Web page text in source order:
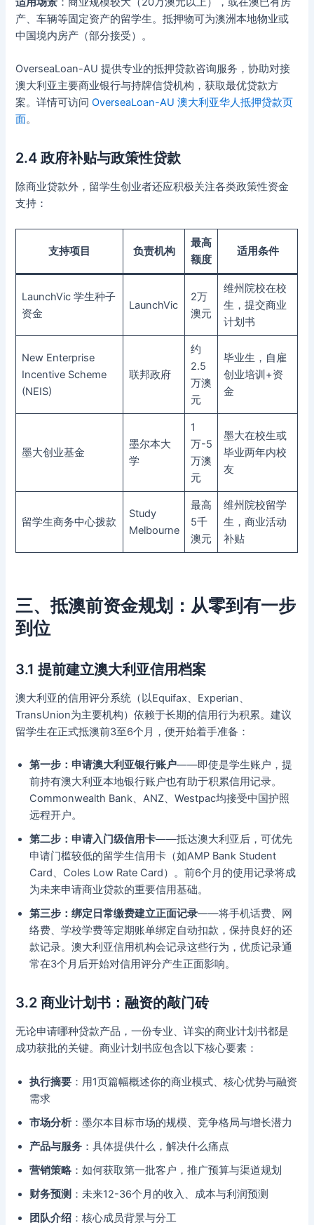
产、车辆等固定资产的留学生。抵押物可为澳洲本地物业或
中国境内房产（部分接受）。
OverseaLoan-AU 提供专业的抵押贷款咨询服务，协助对接
澳大利亚主要商业银行与持牌信贷机构，获取最优贷款方
案。详情可访问OverseaLoan-AU 澳大利亚华人抵押贷款页
面。
2.4 政府补贴与政策性贷款
除商业贷款外，留学生创业者还应积极关注各类政策性资金
支持：
支持项目 负责机构
最高
额度
适用条件
LaunchVic 学生种子
资金
LaunchVic
2万
澳元
维州院校在校
生，提交商业
计划书
New Enterprise
Incentive Scheme
(NEIS)
联邦政府
约
2.5
万澳
元
毕业生，自雇
创业培训+资
金
墨大创业基金
墨尔本大
学
1
万-5
万澳
元
墨大在校生或
毕业两年内校
友
留学生商务中心拨款
Study
Melbourne
最高
5千
澳元
维州院校留学
生，商业活动
补贴
三、抵澳前资金规划：从零到有一步
到位
3.1 提前建立澳大利亚信用档案
澳大利亚的信用评分系统（以Equifax、Experian、
TransUnion为主要机构）依赖于长期的信用行为积累。建议
留学生在正式抵澳前3至6个月，便开始着手准备：
第一步：申请澳大利亚银行账户——即使是学生账户，提
前持有澳大利亚本地银行账户也有助于积累信用记录。
Commonwealth Bank、ANZ、Westpac均接受中国护照
远程开户。
第二步：申请入门级信用卡——抵达澳大利亚后，可优先
申请门槛较低的留学生信用卡（如AMP Bank Student
Card、Coles Low Rate Card）。前6个月的使用记录将成
为未来申请商业贷款的重要信用基础。
第三步：绑定日常缴费建立正面记录——将手机话费、网
络费、学校学费等定期账单绑定自动扣款，保持良好的还
款记录。澳大利亚信用机构会记录这些行为，优质记录通
常在3个月后开始对信用评分产生正面影响。
3.2 商业计划书：融资的敲门砖
无论申请哪种贷款产品，一份专业、详实的商业计划书都是
成功获批的关键。商业计划书应包含以下核心要素：
执行摘要 ：用1页篇幅概述你的商业模式、核心优势与融资
需求
市场分析 ：墨尔本目标市场的规模、竞争格局与增长潜力
产品与服务 ：具体提供什么，解决什么痛点
营销策略 ：如何获取第一批客户，推广预算与渠道规划
财务预测 ：未来12-36个月的收入、成本与利润预测
团队介绍 ：核心成员背景与分工